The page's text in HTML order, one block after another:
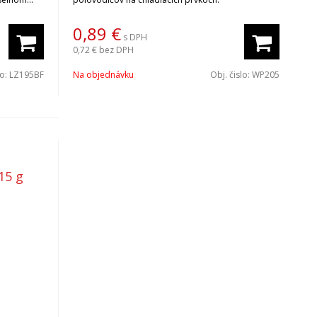
1
si
LZ195BF
0,89 € s DPH
0,72 € bez DPH
Na objednávku Obj. čislo: WP205
g